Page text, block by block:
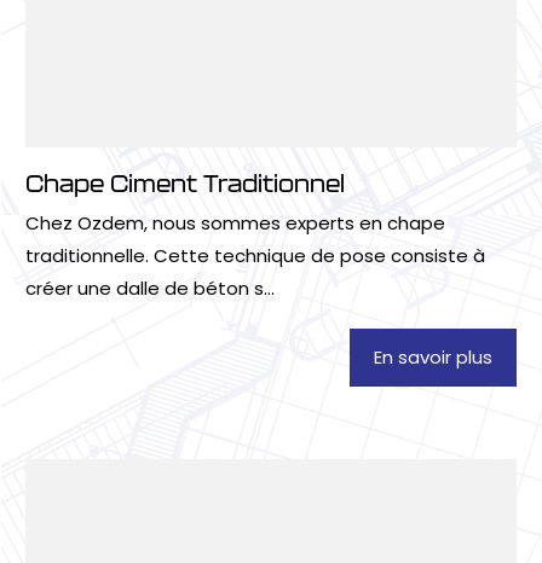
Chape Ciment Traditionnel
Chez Ozdem, nous sommes experts en chape
traditionnelle. Cette technique de pose consiste à
créer une dalle de béton s...
En savoir plus